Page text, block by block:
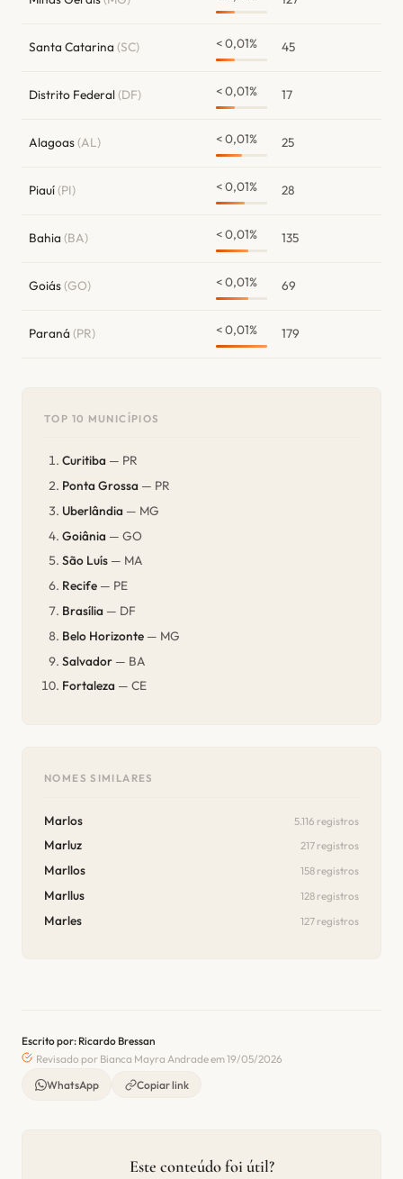
Santa Catarina (SC) < 0,01% 45
Distrito Federal(DF) < 0,01% 17
Alagoas(AL) < 0,01% 25
Piauí(PI) < 0,01% 28
Bahia (BA) < 0,01% 135
Goiás(GO) < 0,01% 69
Paraná (PR) < 0,01% 179
TOP 10 MUNICÍPIOS
Curitiba — PR
Ponta Grossa — PR
Uberlândia — MG
Goiânia — GO
São Luís — MA
Recife — PE
Brasília — DF
Belo Horizonte — MG
Salvador — BA
Fortaleza — CE
NOMES SIMILARES
Marlos 5.116 registros
Marluz 217 registros
Marllos 158 registros
Marllus 128 registros
Marles 127 registros
Escrito por: Ricardo Bressan
Revisado por Bianca Mayra Andrade em 19/05/2026
WhatsApp
Copiar link
Este conteúdo foi útil?